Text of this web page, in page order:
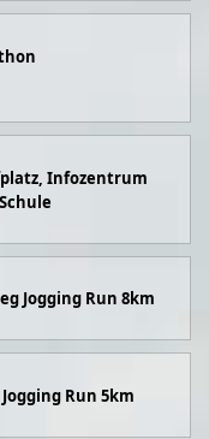
Infozentrum
Jogging Run 8km
Run 5km